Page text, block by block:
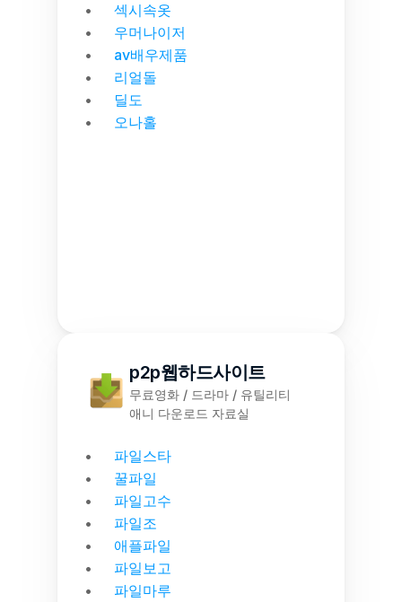
섹시속옷
우머나이저
av배우제품
리얼돌
딜도
오나홀
p2p웹하드사이트
무료영화 / 드라마 / 유틸리티
애니 다운로드 자료실
파일스타
꿀파일
파일고수
파일조
애플파일
파일보고
파일마루